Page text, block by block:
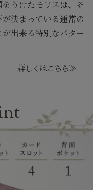
うけたモリスは、そ
決まっている通常の
出来る特別なパター
詳しくはこちら≫